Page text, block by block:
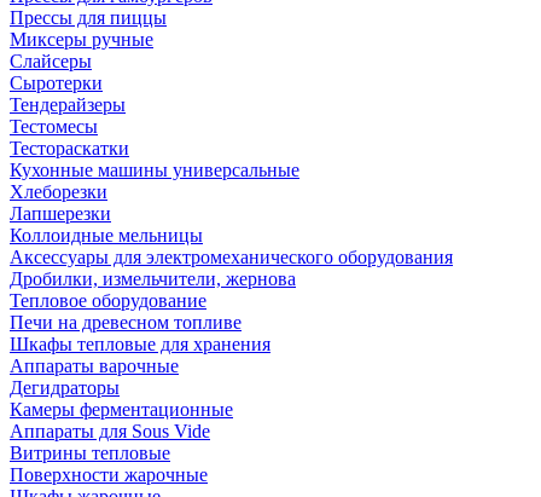
Прессы для пиццы
Миксеры ручные
Слайсеры
Сыротерки
Тендерайзеры
Тестомесы
Тестораскатки
Кухонные машины универсальные
Хлеборезки
Лапшерезки
Коллоидные мельницы
Аксессуары для электромеханического оборудования
Дробилки, измельчители, жернова
Тепловое оборудование
Печи на древесном топливе
Шкафы тепловые для хранения
Аппараты варочные
Дегидраторы
Камеры ферментационные
Аппараты для Sous Vide
Витрины тепловые
Поверхности жарочные